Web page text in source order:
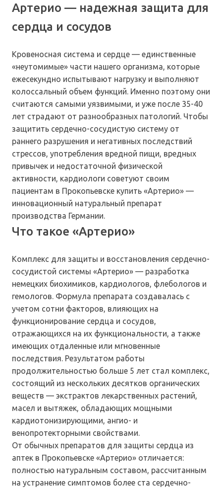
Артерио — надежная защита для
сердца и сосудов
Кровеносная система и сердце — единственные
«неутомимые» части нашего организма, которые
ежесекундно испытывают нагрузку и выполняют
колоссальный объем функций. Именно поэтому они
считаются самыми уязвимыми, и уже после 35-40
лет страдают от разнообразных патологий. Чтобы
защитить сердечно-сосудистую систему от
раннего разрушения и негативных последствий
стрессов, употребления вредной пищи, вредных
привычек и недостаточной физической
активности, кардиологи советуют своим
пациентам в Прокопьевске купить «Артерио» —
инновационный натуральный препарат
производства Германии.
Что такое «Артерио»
Комплекс для защиты и восстановления сердечно-
сосудистой системы «Артерио» — разработка
немецких биохимиков, кардиологов, флебологов и
гемологов. Формула препарата создавалась с
учетом сотни факторов, влияющих на
функционирование сердца и сосудов,
отражающихся на их функциональности, а также
имеющих отдаленные или мгновенные
последствия. Результатом работы
продолжительностью больше 5 лет стал комплекс,
состоящий из нескольких десятков органических
веществ — экстрактов лекарственных растений,
масел и вытяжек, обладающих мощными
кардиотонизирующими, ангио- и
венопротекторными свойствами.
От обычных препаратов для защиты сердца из
аптек в Прокопьевске «Артерио» отличается:
полностью натуральным составом, рассчитанным
на устранение симптомов более ста сердечно-